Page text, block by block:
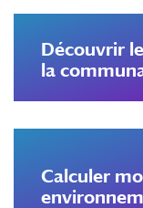
Découvrir
la
Calculer